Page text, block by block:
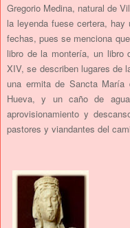
Gregorio Medina, natural de
la leyenda fuese certera,
fechas, pues se menciona
libro de la montería, un
XIV, se describen lugares de
una ermita de Sancta
Hueva, y un caño de
aprovisionamiento y
pastores y viandantes del